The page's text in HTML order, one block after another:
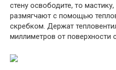
стену освободите, то
размягчают с помощью
скребком. Держат
миллиметров от поверхности